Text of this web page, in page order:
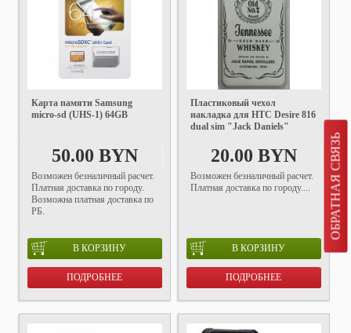
ОБРАТНАЯ СВЯЗЬ
Карта памяти Samsung
micro-sd (UHS-1) 64GB
50.00 BYN
Возможен безналичный расчет.
Платная доставка по городу.
Возможна платная доставка по
РБ.
В КОРЗИНУ
ПОДРОБНЕЕ
Пластиковый чехол
накладка для HTC Desire 816
dual sim "Jack Daniels"
20.00 BYN
Возможен безналичный расчет.
Платная доставка по городу....
В КОРЗИНУ
ПОДРОБНЕЕ